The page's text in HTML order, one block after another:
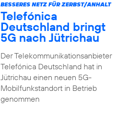
BESSERES NETZ FÜR ZERBST/ANHALT
Telefónica
Deutschland bringt
5G nach Jütrichau
Der Telekommunikationsanbieter
Telefónica Deutschland hat in
Jütrichau einen neuen 5G-
Mobilfunkstandort in Betrieb
genommen